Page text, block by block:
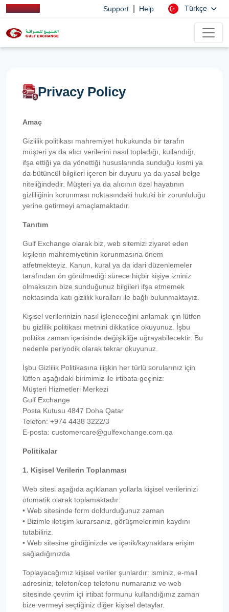
Support Help Türkçe
Privacy Policy
Amaç
Gizlilik politikası mahremiyet hukukunda bir tarafın
müşteri ya da alıcı verilerini nasıl topladığı, kullandığı,
ifşa ettiği ya da yönettiği hususlarında sunduğu kısmi ya
da bütüncül bilgileri içeren bir duyuru ya da yasal belge
niteliğindedir. Müşteri ya da alıcının özel hayatının
gizliliğinin korunması noktasındaki hukuki bir zorunluluğu
yerine getirmeyi amaçlamaktadır.
Tanıtım
Gulf Exchange olarak biz, web sitemizi ziyaret eden
kişilerin mahremiyetinin korunmasına önem
atfetmekteyiz. Kanun, kural ya da idari düzenlemeler
tarafından ön görülmediği sürece hiçbir kişiye izniniz
olmaksızın bize sunduğunuz bilgileri ifşa etmemek
noktasında katı gizlilik kuralları ile bağlı bulunmaktayız.
Kişisel verilerinizin nasıl işleneceğini anlamak için lütfen
bu gizlilik politikası metnini dikkatlice okuyunuz. İşbu
politika zaman içerisinde değişikliğe uğrayabilecektir. Bu
nedenle periyodik olarak tekrar okuyunuz.
İşbu Gizlilik Politikasına ilişkin her türlü sorularınız için
lütfen aşağıdaki birimimiz ile irtibata geçiniz:
Müşteri Hizmetleri Merkezi
Gulf Exchange
Posta Kutusu 4847 Doha Qatar
Telefon: +974 4438 3222/3
E-posta: customercare@gulfexchange.com.qa
Politikalar
1. Kişisel Verilerin Toplanması
Web sitesi aşağıda açıklanan yollarla kişisel verilerinizi
otomatik olarak toplamaktadır:
• Web sitesinde form doldurduğunuz zaman
• Bizimle iletişim kurarsanız, görüşmelerimin kaydını
tutabiliriz.
• Web sitesine girdiğinizde ve içerik/kaynaklara erişim
sağladığınızda
Toplayacağımız kişisel veriler şunlardır: isminiz, e-mail
adresiniz, telefon/cep telefonu numaranız ve web
sitesinde çevrim içi irtibat formunu kullandığınız zaman
bize vermeyi seçtiğiniz diğer kişisel detaylar.